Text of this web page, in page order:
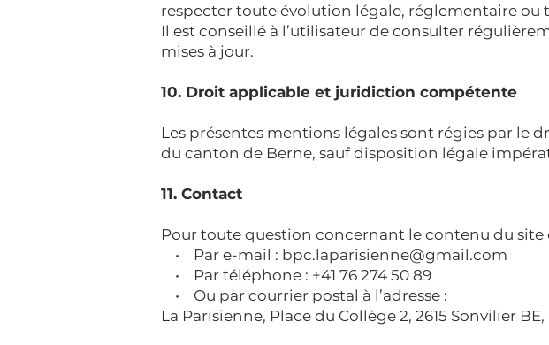
respecter toute évolution légale, réglementaire ou
Il est conseillé à l’utilisateur de consulter
mises à jour.
10. Droit applicable et juridiction compétente
Les présentes mentions légales sont régies par le
du canton de Berne, sauf disposition légale
11. Contact
Pour toute question concernant le contenu du site
• Par e-mail : bpc.laparisienne@gmail.com
• Par téléphone : +41 76 274 50 89
• Ou par courrier postal à l’adresse :
La Parisienne, Place du Collège 2, 2615 Sonvilier BE,